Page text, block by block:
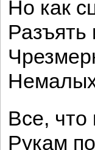
Но как
Разъять
Все, что
Рукам